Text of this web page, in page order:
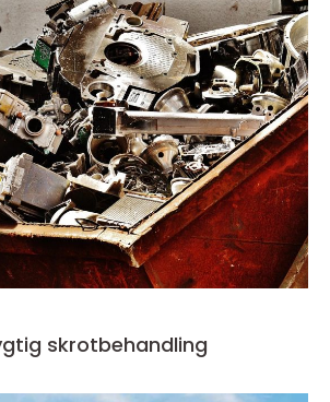
skrotbehandling